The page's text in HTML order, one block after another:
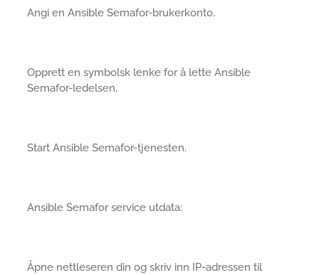
Angi en Ansible Semafor-brukerkonto.
Opprett en symbolsk lenke for å lette Ansible
Semafor-ledelsen,
Start Ansible Semafor-tjenesten.
Ansible Semafor service utdata:
Åpne nettleseren din og skriv inn IP-adressen til